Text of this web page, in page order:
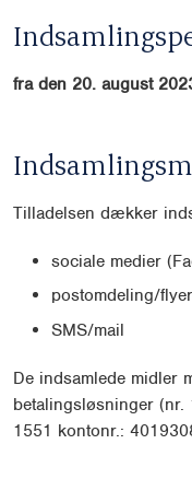
fra den 20. august
Tilladelsen dækker
sociale medier
postomdeling/
SMS/mail
De indsamlede midler
betalingsløsninger
1551 kontonr.: